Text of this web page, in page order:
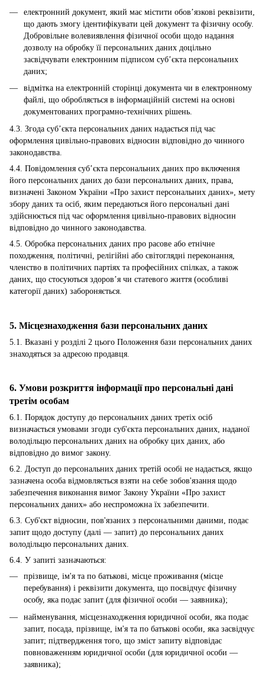
електронний документ, який має містити обов’язкові реквізити,
що дають змогу ідентифікувати цей документ та фізичну особу.
Добровільне волевиявлення фізичної особи щодо надання
дозволу на обробку її персональних даних доцільно
засвідчувати електронним підписом суб’єкта персональних
даних;
відмітка на електронній сторінці документа чи в електронному
файлі, що обробляється в інформаційній системі на основі
документованих програмно-технічних рішень.
4.3. Згода суб’єкта персональних даних надається під час
оформлення цивільно-правових відносин відповідно до чинного
законодавства.
4.4. Повідомлення суб’єкта персональних даних про включення
його персональних даних до бази персональних даних, права,
визначені Законом України «Про захист персональних даних», мету
збору даних та осіб, яким передаються його персональні дані
здійснюється під час оформлення цивільно-правових відносин
відповідно до чинного законодавства.
4.5. Обробка персональних даних про расове або етнічне
походження, політичні, релігійні або світоглядні переконання,
членство в політичних партіях та професійних спілках, а також
даних, що стосуються здоров’я чи статевого життя (особливі
категорії даних) забороняється.
5. Місцезнаходження бази персональних даних
5.1. Вказані у розділі 2 цього Положення бази персональних даних
знаходяться за адресою продавця.
6. Умови розкриття інформації про персональні дані
третім особам
6.1. Порядок доступу до персональних даних третіх осіб
визначається умовами згоди суб'єкта персональних даних, наданої
володільцю персональних даних на обробку цих даних, або
відповідно до вимог закону.
6.2. Доступ до персональних даних третій особі не надається, якщо
зазначена особа відмовляється взяти на себе зобов'язання щодо
забезпечення виконання вимог Закону України «Про захист
персональних даних» або неспроможна їх забезпечити.
6.3. Суб'єкт відносин, пов'язаних з персональними даними, подає
запит щодо доступу (далі — запит) до персональних даних
володільцю персональних даних.
6.4. У запиті зазначаються:
прізвище, ім'я та по батькові, місце проживання (місце
перебування) і реквізити документа, що посвідчує фізичну
особу, яка подає запит (для фізичної особи — заявника);
найменування, місцезнаходження юридичної особи, яка подає
запит, посада, прізвище, ім'я та по батькові особи, яка засвідчує
запит; підтвердження того, що зміст запиту відповідає
повноваженням юридичної особи (для юридичної особи —
заявника);